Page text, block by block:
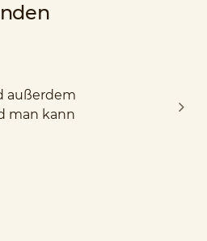
außerdem
man kann